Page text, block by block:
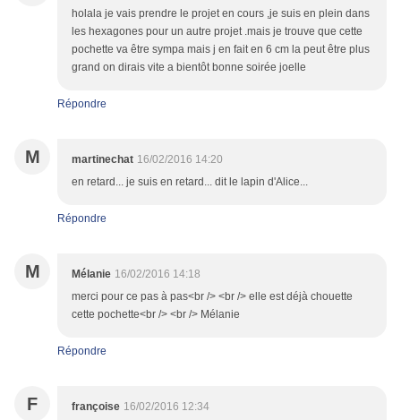
holala je vais prendre le projet en cours ,je suis en plein dans
les hexagones pour un autre projet .mais je trouve que cette
pochette va être sympa mais j en fait en 6 cm la peut être plus
grand on dirais vite a bientôt bonne soirée joelle
Répondre
M martinechat 16/02/2016 14:20
en retard... je suis en retard... dit le lapin d'Alice...
Répondre
M Mélanie 16/02/2016 14:18
merci pour ce pas à pas<br /> <br /> elle est déjà chouette
cette pochette<br /> <br /> Mélanie
Répondre
F françoise 16/02/2016 12:34